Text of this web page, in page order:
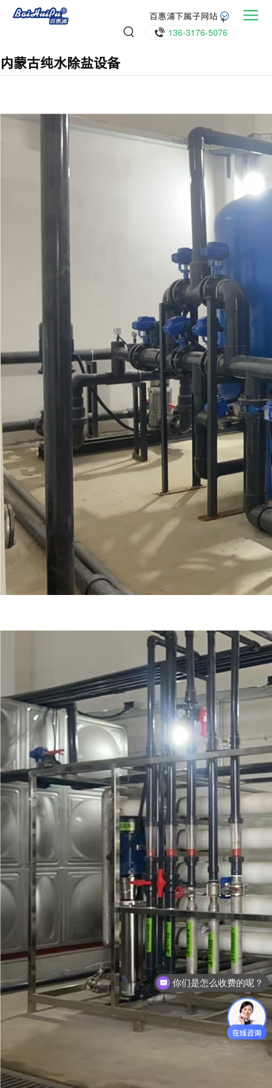
百惠浦下属子网站
136-3176-5076
内蒙古纯水除盐设备
你们是怎么收费的呢？
现在有优惠活动么？